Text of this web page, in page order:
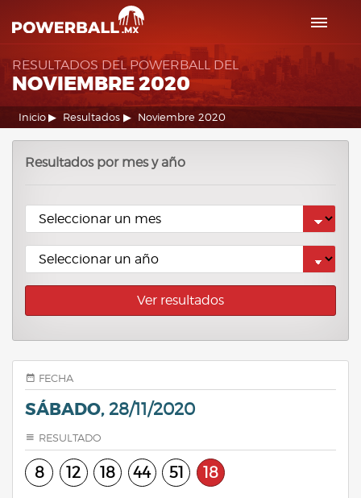
RESULTADOS DEL POWERBALL DEL
NOVIEMBRE 2020
Inicio Resultados Noviembre 2020
Resultados por mes y año
Ver resultados
FECHA
SÁBADO, 28/11/2020
RESULTADO
8 12 18 44 51 18